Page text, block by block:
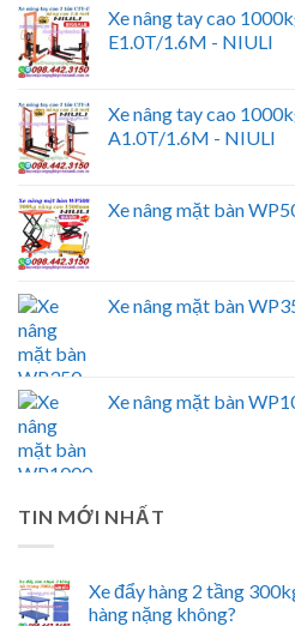
Xe nâng tay cao
E1.0T/1.6M - NIULI
Xe nâng tay cao
A1.0T/1.6M - NIULI
Xe nâng mặt bàn
Xe nâng mặt bàn
Xe nâng mặt bàn
TIN MỚI NHẤT
Xe đẩy hàng 2 tầng
hàng nặng không?